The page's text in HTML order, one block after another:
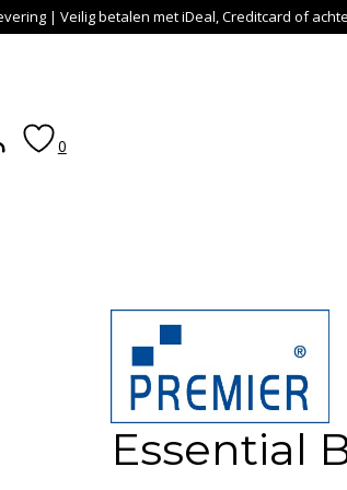
| Veilig betalen met iDeal, Creditcard of
0
Essential